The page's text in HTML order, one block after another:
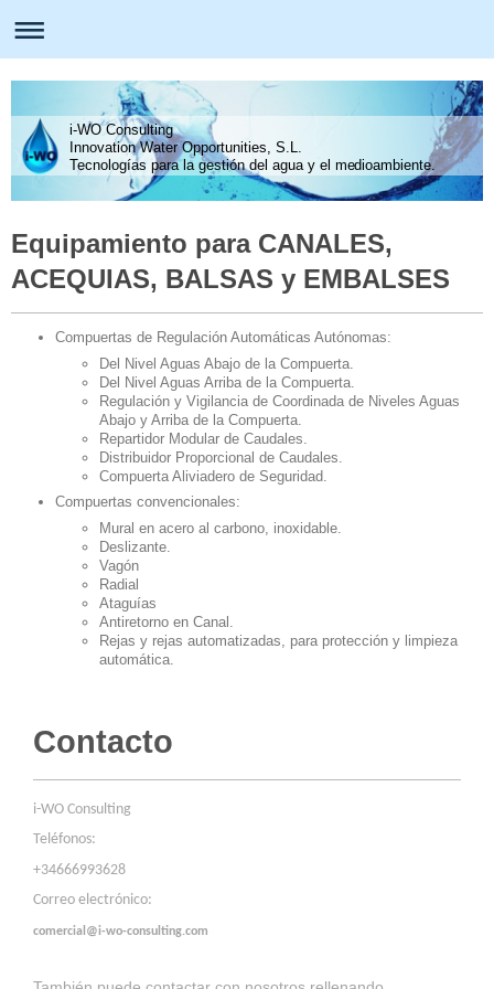
i-WO Consulting
Innovation Water Opportunities, S.L.
Tecnologías para la gestión del agua y el medioambiente.
Equipamiento para CANALES,
ACEQUIAS, BALSAS y EMBALSES
Compuertas de Regulación Automáticas Autónomas:
Del Nivel Aguas Abajo de la Compuerta.
Del Nivel Aguas Arriba de la Compuerta.
Regulación y Vigilancia de Coordinada de Niveles Aguas
Abajo y Arriba de la Compuerta.
Repartidor Modular de Caudales.
Distribuidor Proporcional de Caudales.
Compuerta Aliviadero de Seguridad.
Compuertas convencionales:
Mural en acero al carbono, inoxidable.
Deslizante.
Vagón
Radial
Ataguías
Antiretorno en Canal.
Rejas y rejas automatizadas, para protección y limpieza
automática.
Contacto
i-WO Consulting
Teléfonos:
+34666993628
Correo electrónico:
comercial@i-wo-consulting.com